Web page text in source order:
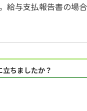
給与支払報告書の場
ちましたか？